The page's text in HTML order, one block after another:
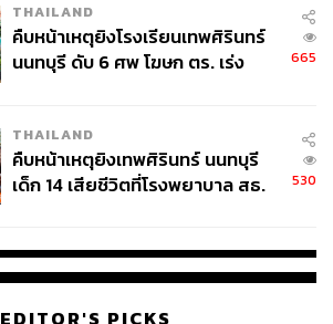
THAILAND
คืบหน้าเหตุยิงโรงเรียนเทพศิรินทร์
นนทบุรี ดับ 6 ศพ โฆษก ตร. เร่ง
665
THAILAND
คืบหน้าเหตุยิงเทพศิรินทร์ นนทบุรี
เด็ก 14 เสียชีวิตที่โรงพยาบาล สธ.
530